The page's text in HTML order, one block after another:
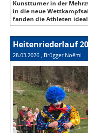
Kunstturner in der
in die neue
fanden die Athleten
Heitenriederlauf
28.03.2026 , Brügger Noëmi